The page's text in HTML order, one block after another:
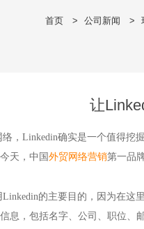
首页 > 公司新闻 >
让
， Linkedin确实是一个值得挖
天，中国外贸网络营销第一品
Linkedin的主要目的，因为在这
息，包括名字、公司、职位、